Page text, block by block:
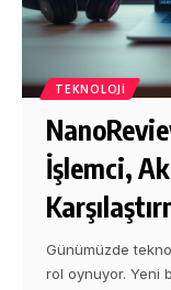
TEKNOLOJI
İşlemci,
Günümüzde
rol oynuyor. Yeni